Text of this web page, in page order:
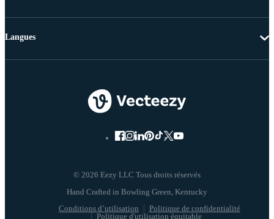
© 2026 Eezy LLC Tous droits réservés
Conditions d’utilisation
Politique de confidentialité
Politique d'utilisation équitable
Langues